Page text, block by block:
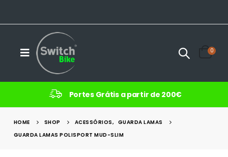
0
Portes Grátis a partir de 200€
HOME SHOP ACESSÓRIOS, GUARDA LAMAS
GUARDA LAMAS POLISPORT MUD-SLIM